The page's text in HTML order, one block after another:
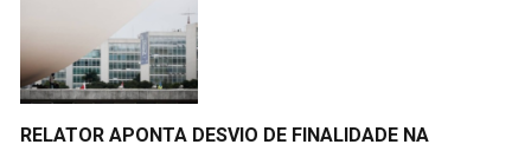
RELATOR APONTA DESVIO DE FINALIDADE NA